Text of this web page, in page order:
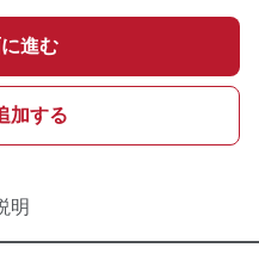
進む
加する
明